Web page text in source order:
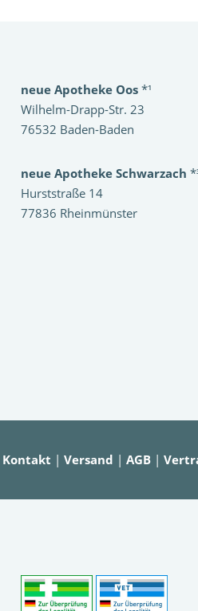
neue Apotheke Oos*¹
Wilhelm-Drapp-Str. 23
76532 Baden-Baden
neue Apotheke Schwarzach
Hurststraße 14
77836 Rheinmünster
Kontakt | Versand | AGB |